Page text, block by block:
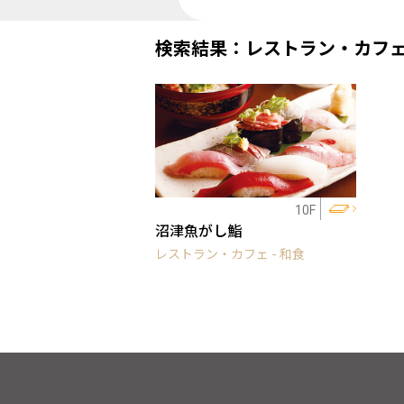
検索結果：レストラン・カフ
10F
沼津魚がし鮨
レストラン・カフェ - 和食